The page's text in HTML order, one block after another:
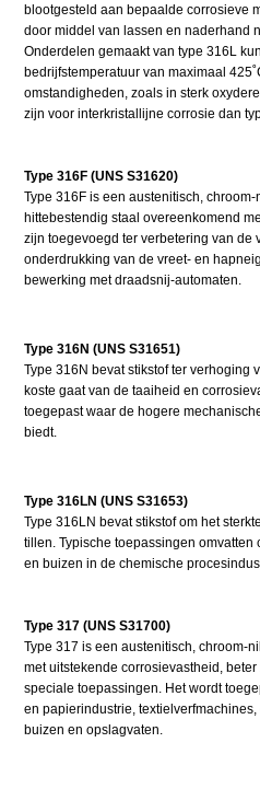
blootgesteld aan bepaalde corrosieve
door middel van lassen en naderhand
Onderdelen gemaakt van type 316L
bedrijfstemperatuur van maximaal
omstandigheden, zoals in sterk
zijn voor interkristallijne corrosie dan
Type 316F (UNS S31620)
Type 316F is een austenitisch,
hittebestendig staal overeenkomend
zijn toegevoegd ter verbetering van de
onderdrukking van de vreet- en
bewerking met draadsnij-automaten.
Type 316N (UNS S31651)
Type 316N bevat stikstof ter verhoging
koste gaat van de taaiheid en
toegepast waar de hogere
biedt.
Type 316LN (UNS S31653)
Type 316LN bevat stikstof om het
tillen. Typische toepassingen
en buizen in de chemische
Type 317 (UNS S31700)
Type 317 is een austenitisch, chroom-
met uitstekende corrosievastheid,
speciale toepassingen. Het wordt
en papierindustrie,
buizen en opslagvaten.